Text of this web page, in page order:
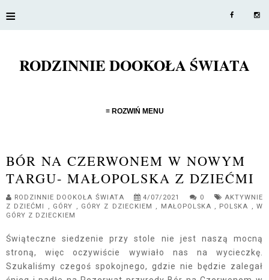
≡
RODZINNIE DOOKOŁA ŚWIATA
≡ ROZWIŃ MENU
BÓR NA CZERWONEM W NOWYM
TARGU- MAŁOPOLSKA Z DZIEĆMI
RODZINNIE DOOKOŁA ŚWIATA 4/07/2021 0
AKTYWNIE
Z DZIEĆMI , GÓRY , GÓRY Z DZIECKIEM , MAŁOPOLSKA , POLSKA ,W
GÓRY Z DZIECKIEM
Świąteczne siedzenie przy stole nie jest naszą mocną
stroną, więc oczywiście wywiało nas na wycieczkę.
Szukaliśmy czegoś spokojnego, gdzie nie będzie zalegał